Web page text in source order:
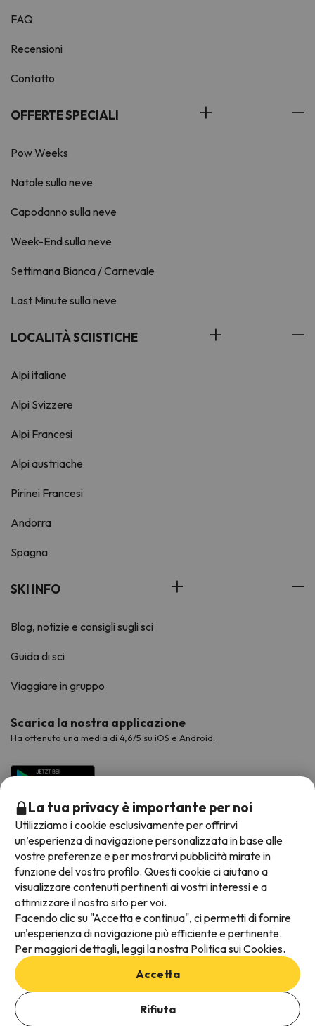
Aggiungi date per verificare la disponibilità
FAQ
Recensioni
Contatto
OFFERTE SPECIALI
Pow Weeks
Natale sulla neve
Capodanno sulla neve
Week-End sulla neve
Settimana Bianca / Carnevale
Last Minute sulla neve
LOCALITÀ SCIISTICHE
Alpi italiane
Alpi Svizzere
Alpi Francesi
Alpi austriache
Pirinei Francesi
Andorra
Spagna
SKI INFO
Blog, notizie e consigli sugli sci
Guida di sci
Viaggiare in gruppo
Scarica la nostra applicazione
Ha ottenuto una media di 4,6/5 su iOS e Android.
Metodi di pagamento disponibili
Termini e condizioni generali
Protezione dei dati
Informativa sui cookie
La tua privacy è importante per noi
Utilizziamo i cookie esclusivamente per offrirvi
un’esperienza di navigazione personalizzata in base alle
vostre preferenze e per mostrarvi pubblicità mirate in
funzione del vostro profilo. Questi cookie ci aiutano a
visualizzare contenuti pertinenti ai vostri interessi e a
ottimizzare il nostro sito per voi.
Facendo clic su "Accetta e continua", ci permetti di fornire
un'esperienza di navigazione più efficiente e pertinente.
Per maggiori dettagli, leggi la nostra Politica sui Cookies.
Accetta
Rifiuta